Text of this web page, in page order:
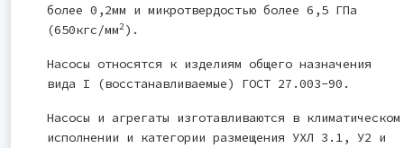
более 0,2мм и микротвердостью более 6,5 ГПа
(650кгс/мм2).
Насосы относятся к изделиям общего назначения
вида I (восстанавливаемые) ГОСТ 27.003-90.
Насосы и агрегаты изготавливаются в климатическом
исполнении и категории размещения УХЛ 3.1, У2 и